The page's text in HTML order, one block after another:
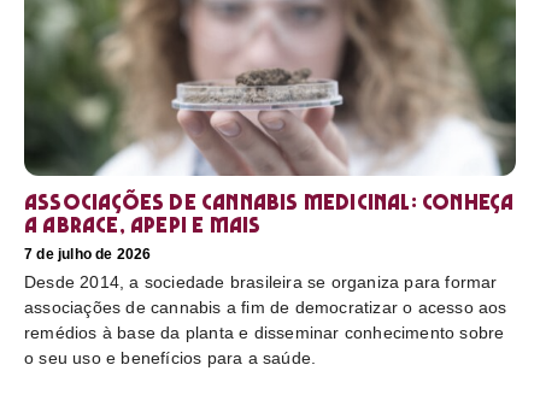
Associações de cannabis medicinal: conheça
a Abrace, Apepi e mais
7 de julho de 2026
Desde 2014, a sociedade brasileira se organiza para formar
associações de cannabis a fim de democratizar o acesso aos
remédios à base da planta e disseminar conhecimento sobre
o seu uso e benefícios para a saúde.